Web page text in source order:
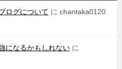
ログについて に chantaka0120
になるかもしれない に